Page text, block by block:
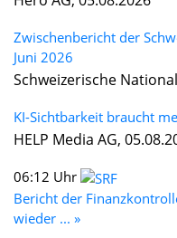
Zwischenbericht der
Juni 2026
Schweizerische
KI-Sichtbarkeit braucht
HELP Media AG,
06:12 Uhr
Bericht der
wieder ... »